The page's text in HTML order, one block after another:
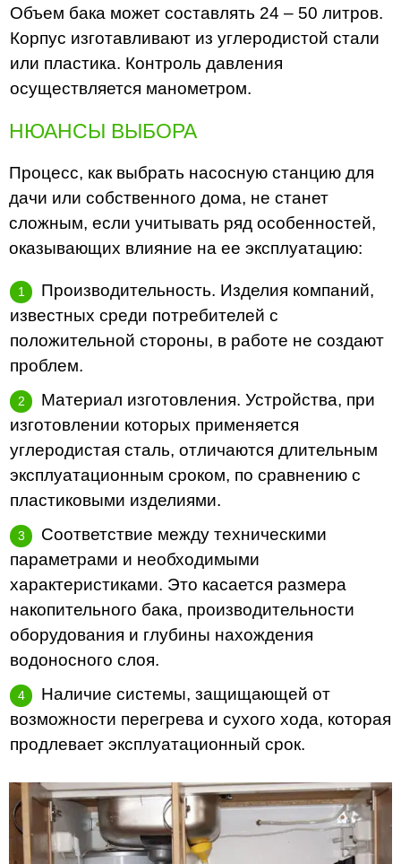
Объем бака может составлять 24 – 50 литров.
Корпус изготавливают из углеродистой стали
или пластика. Контроль давления
осуществляется манометром.
НЮАНСЫ ВЫБОРА
Процесс, как выбрать насосную станцию для
дачи или собственного дома, не станет
сложным, если учитывать ряд особенностей,
оказывающих влияние на ее эксплуатацию:
Производительность. Изделия компаний,
известных среди потребителей с
положительной стороны, в работе не создают
проблем.
Материал изготовления. Устройства, при
изготовлении которых применяется
углеродистая сталь, отличаются длительным
эксплуатационным сроком, по сравнению с
пластиковыми изделиями.
Соответствие между техническими
параметрами и необходимыми
характеристиками. Это касается размера
накопительного бака, производительности
оборудования и глубины нахождения
водоносного слоя.
Наличие системы, защищающей от
возможности перегрева и сухого хода, которая
продлевает эксплуатационный срок.